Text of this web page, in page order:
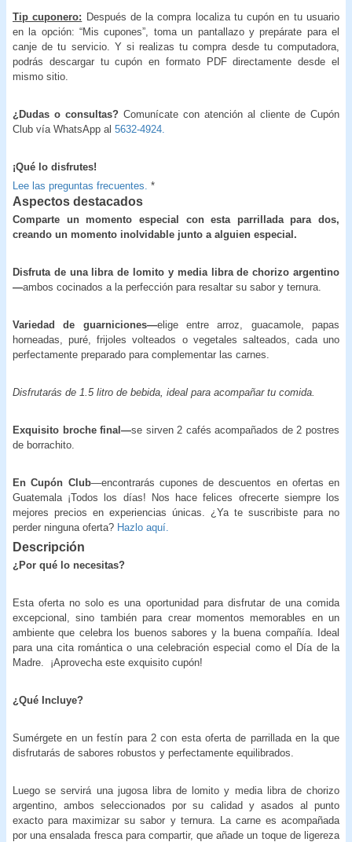
Tip cuponero: Después de la compra localiza tu cupón en tu usuario
en la opción: “Mis cupones”, toma un pantallazo y prepárate para el
canje de tu servicio. Y si realizas tu compra desde tu computadora,
podrás descargar tu cupón en formato PDF directamente desde el
mismo sitio.
¿Dudas o consultas? Comunícate con atención al cliente de Cupón
Club vía WhatsApp al 5632-4924.
¡Qué lo disfrutes!
Lee las preguntas frecuentes. *
Aspectos destacados
Comparte un momento especial con esta parrillada para dos,
creando un momento inolvidable junto a alguien especial.
Disfruta de una libra de lomito y media libra de chorizo argentino
—ambos cocinados a la perfección para resaltar su sabor y ternura.
Variedad de guarniciones—elige entre arroz, guacamole, papas
horneadas, puré, frijoles volteados o vegetales salteados, cada uno
perfectamente preparado para complementar las carnes.
Disfrutarás de 1.5 litro de bebida, ideal para acompañar tu comida.
Exquisito broche final—se sirven 2 cafés acompañados de 2 postres
de borrachito.
En Cupón Club—encontrarás cupones de descuentos en ofertas en
Guatemala ¡Todos los días! Nos hace felices ofrecerte siempre los
mejores precios en experiencias únicas. ¿Ya te suscribiste para no
perder ninguna oferta? Hazlo aquí.
Descripción
¿Por qué lo necesitas?
Esta oferta no solo es una oportunidad para disfrutar de una comida
excepcional, sino también para crear momentos memorables en un
ambiente que celebra los buenos sabores y la buena compañía. Ideal
para una cita romántica o una celebración especial como el Día de la
Madre. ¡Aprovecha este exquisito cupón!
¿Qué Incluye?
Sumérgete en un festín para 2 con esta oferta de parrillada en la que
disfrutarás de sabores robustos y perfectamente equilibrados.
Luego se servirá una jugosa libra de lomito y media libra de chorizo
argentino, ambos seleccionados por su calidad y asados al punto
exacto para maximizar su sabor y ternura. La carne es acompañada
por una ensalada fresca para compartir, que añade un toque de ligereza